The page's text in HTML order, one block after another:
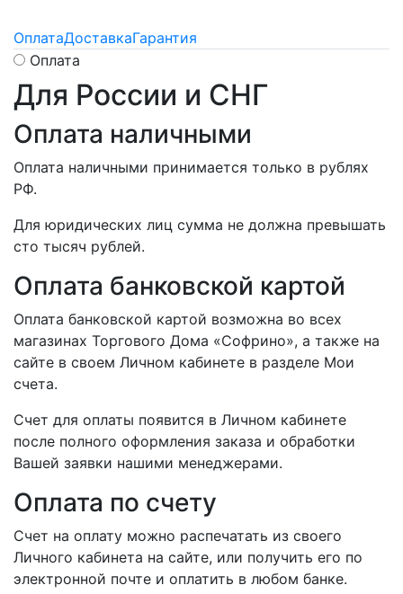
ОплатаДоставкаГарантия
Оплата
Для России и СНГ
Оплата наличными
Оплата наличными принимается только в рублях
РФ.
Для юридических лиц сумма не должна превышать
сто тысяч рублей.
Оплата банковской картой
Оплата банковской картой возможна во всех
магазинах Торгового Дома «Софрино», а также на
сайте в своем Личном кабинете в разделе Мои
счета.
Счет для оплаты появится в Личном кабинете
после полного оформления заказа и обработки
Вашей заявки нашими менеджерами.
Оплата по счету
Счет на оплату можно распечатать из своего
Личного кабинета на сайте, или получить его по
электронной почте и оплатить в любом банке.